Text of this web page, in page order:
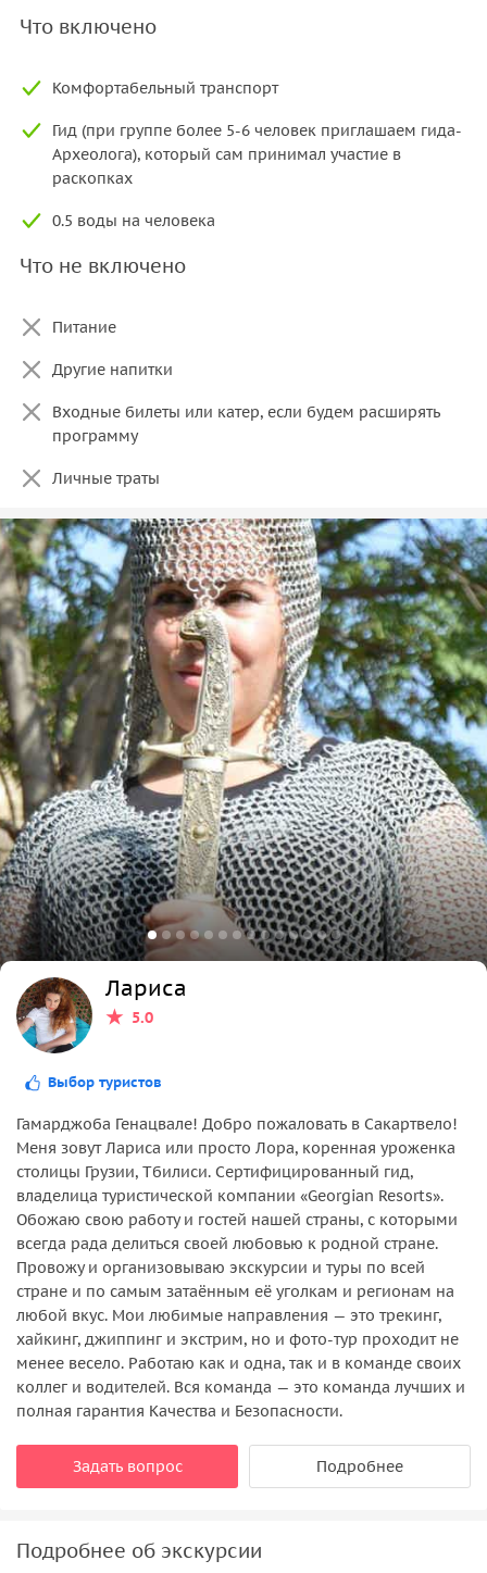
Что включено
Комфортабельный транспорт
Гид (при группе более 5-6 человек приглашаем гида-
Археолога), который сам принимал участие в
раскопках
0.5 воды на человека
Что не включено
Питание
Другие напитки
Входные билеты или катер, если будем расширять
программу
Личные траты
Лариса
5.0
Выбор туристов
Гамарджоба Генацвале! Добро пожаловать в Сакартвело!
Меня зовут Лариса или просто Лора, коренная уроженка
столицы Грузии, Тбилиси. Сертифицированный гид,
владелица туристической компании «Georgian Resorts».
Обожаю свою работу и гостей нашей страны, с которыми
всегда рада делиться своей любовью к родной стране.
Провожу и организовываю экскурсии и туры по всей
стране и по самым затаённым её уголкам и регионам на
любой вкус. Мои любимые направления — это трекинг,
хайкинг, джиппинг и экстрим, но и фото-тур проходит не
менее весело. Работаю как и одна, так и в команде своих
коллег и водителей. Вся команда — это команда лучших и
полная гарантия Качества и Безопасности.
Задать вопрос Подробнее
Подробнее об экскурсии